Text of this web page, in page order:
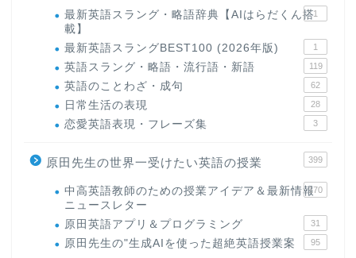
最新英語スラング・略語辞典【AIはらだくん搭
載】
1
最新英語スラングBEST100 (2026年版) 1
英語スラング・略語・流行語・新語 119
英語のことわざ・成句 62
日常生活の表現 28
恋愛英語表現・フレーズ集 3
原田先生の世界一受けたい英語の授業 399
中高英語教師のための授業アイデア＆最新情報
ニュースレター
170
原田英語アプリ＆プログラミング 31
原田先生の"生成AIを使った超絶英語授業案 95